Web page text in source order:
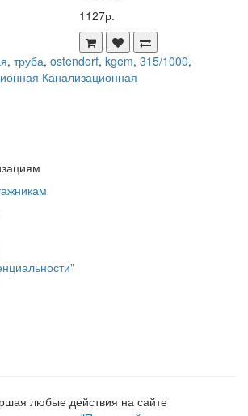
1127р.
, труба, ostendorf, kgem, 315/1000,
Канализационная
любые действия на сайте